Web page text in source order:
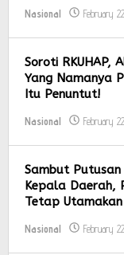
Nasional February
Soroti RKUHAP,
Yang Namanya
Itu Penuntut!
Nasional February
Sambut
Kepala Daerah,
Tetap
Nasional February